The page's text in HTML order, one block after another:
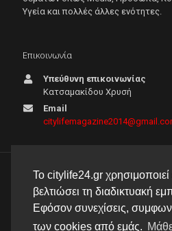
Το citylife24.gr
βελτιώσει τη διαδικτυακή
Εφόσον συνεχίσεις,
των cookies από εμάς.
Υγεία και πολλές άλλες ενότητες.
Επικοινωνία
Υπεύθυνη επικοινωνίας
Κατσαμακίδου Χρυσή
Email
© 2026 City Life 24 | Με την
δικαιώματος |
δημιουργία & φιλοξενία